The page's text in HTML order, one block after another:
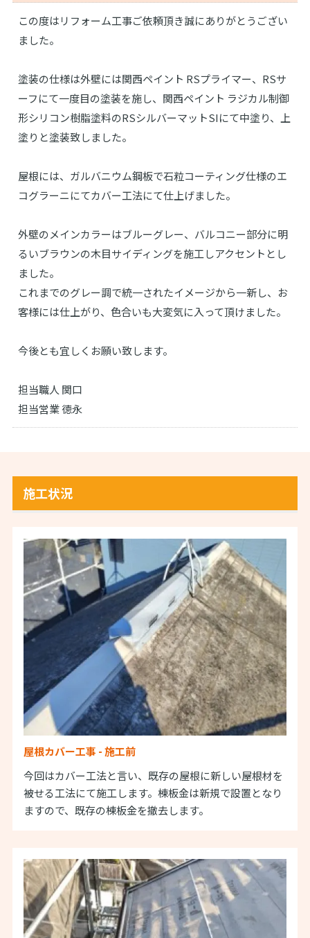
この度はリフォーム工事ご依頼頂き誠にありがとうござい
ました。
塗装の仕様は外壁には関西ペイント RSプライマー、RSサ
ーフにて一度目の塗装を施し、関西ペイント ラジカル制御
形シリコン樹脂塗料のRSシルバーマットSIにて中塗り、上
塗りと塗装致しました。
屋根には、ガルバニウム鋼板で石粒コーティング仕様のエ
コグラーニにてカバー工法にて仕上げました。
外壁のメインカラーはブルーグレー、バルコニー部分に明
るいブラウンの木目サイディングを施工しアクセントとし
ました。
これまでのグレー調で統一されたイメージから一新し、お
客様には仕上がり、色合いも大変気に入って頂けました。
今後とも宜しくお願い致します。
担当職人 関口
担当営業 徳永
施工状況
屋根カバー工事 - 施工前
今回はカバー工法と言い、既存の屋根に新しい屋根材を
被せる工法にて施工します。棟板金は新規で設置となり
ますので、既存の棟板金を撤去します。